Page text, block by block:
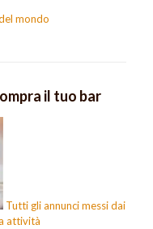
mondo
il tuo bar
Tutti gli annunci messi dai
attività